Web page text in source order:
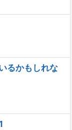
るかもしれな